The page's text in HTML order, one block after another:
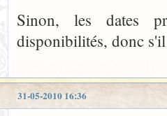
Sinon, les dates
disponibilités, donc
31-05-2010 16:36